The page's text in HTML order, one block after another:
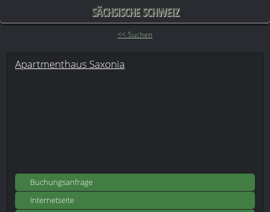
SÄCHSISCHE SCHWEIZ
<< Suchen
Apartmenthaus Saxonia
Buchungsanfrage
Internetseite